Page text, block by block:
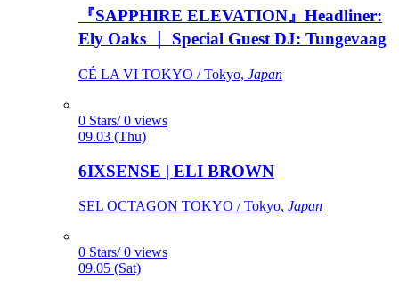
『SAPPHIRE ELEVATION』Headliner:
Ely Oaks ｜ Special Guest DJ: Tungevaag
CÉ LA VI TOKYO / Tokyo, Japan
0 Stars/ 0 views
09.03 (Thu)
6IXSENSE | ELI BROWN
SEL OCTAGON TOKYO / Tokyo, Japan
0 Stars/ 0 views
09.05 (Sat)